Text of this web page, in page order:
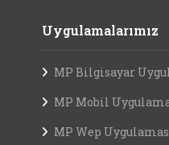
Uygulamalarımız
MP Bilgisayar
MP Mobil
MP Wep